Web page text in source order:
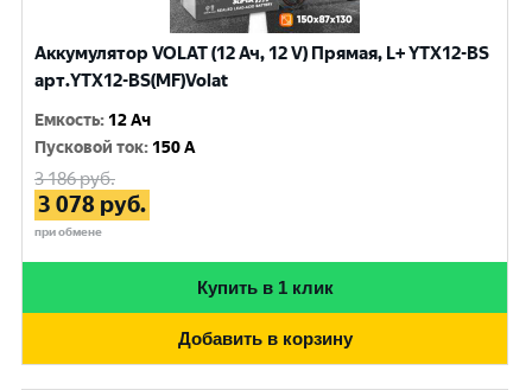
Аккумулятор VOLAT (12 Ач, 12 V) Прямая, L+ YTX12-BS
арт.YTX12-BS(MF)Volat
Емкость: 12 Ач
Пусковой ток: 150 A
3 186руб.
3 078 руб.
при обмене
Купить в 1 клик
Добавить в корзину